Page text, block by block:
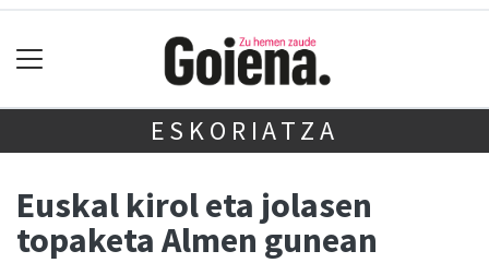
ESKORIATZA
Euskal kirol eta jolasen
topaketa Almen gunean